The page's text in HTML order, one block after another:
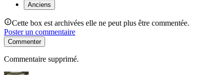
Anciens
Cette box est archivées elle ne peut plus être commentée.
Poster un commentaire
Commenter
Commentaire supprimé.